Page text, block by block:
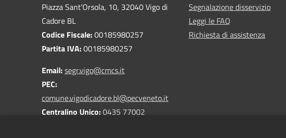
Piazza Sant'Orsola, 10, 32040 Vigo di
Cadore BL
Codice Fiscale:00185980257
Partita IVA:00185980257
Email:segr.vigo@cmcs.it
PEC:
comune.vigodicadore.bl@pecveneto.it
Centralino Unico:0435 77002
Segnalazione disservizio
Leggi le FAQ
Richiesta di assistenza